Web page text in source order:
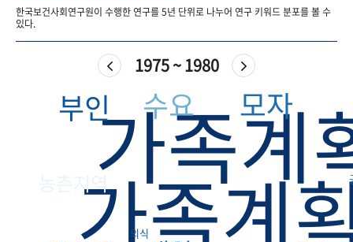
한국보건사회연구원이 수행한 연구를 5년 단위로 나누어 연구 키워드 분포를 볼 수
있다.
1975 ~ 1980
가족계
가족계
모자
수요
부인
농촌지역
의식